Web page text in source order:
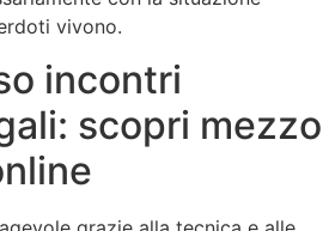
vivono.
incontri
scopri mezzo